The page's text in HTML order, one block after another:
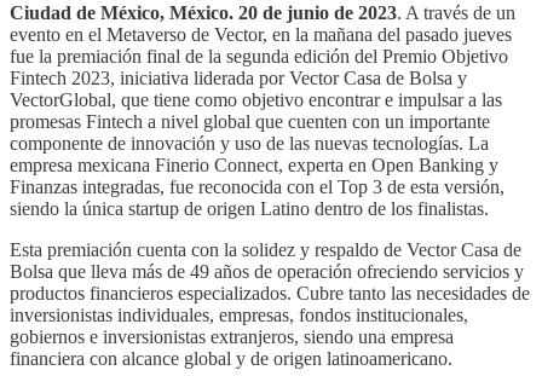
Ciudad de México, México. 20 de junio de 2023. A través de un
evento en el Metaverso de Vector, en la mañana del pasado jueves
fue la premiación final de la segunda edición del Premio Objetivo
Fintech 2023, iniciativa liderada por Vector Casa de Bolsa y
VectorGlobal, que tiene como objetivo encontrar e impulsar a las
promesas Fintech a nivel global que cuenten con un importante
componente de innovación y uso de las nuevas tecnologías. La
empresa mexicana Finerio Connect, experta en Open Banking y
Finanzas integradas, fue reconocida con el Top 3 de esta versión,
siendo la única startup de origen Latino dentro de los finalistas.
Esta premiación cuenta con la solidez y respaldo de Vector Casa de
Bolsa que lleva más de 49 años de operación ofreciendo servicios y
productos financieros especializados. Cubre tanto las necesidades de
inversionistas individuales, empresas, fondos institucionales,
gobiernos e inversionistas extranjeros, siendo una empresa
financiera con alcance global y de origen latinoamericano.